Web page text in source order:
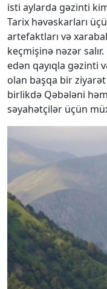
isti aylarda gəzinti
Tarix həvəskarları
artefaktları və
keçmişinə nəzər
edən qayıqla gəzinti
olan başqa bir
birlikdə Qəbələni
səyahətçilər üçün